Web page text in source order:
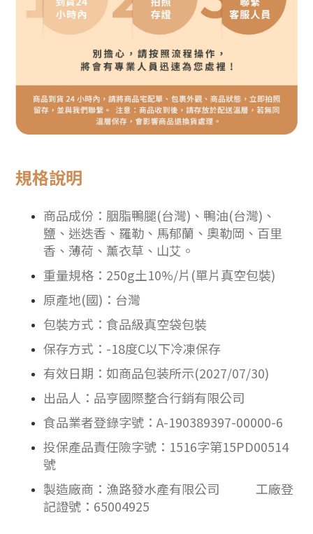
規格說明
商品成份： 胭脂鴨腿(台灣)、鴨油(台灣)、
鹽、迷迭香、羅勒、馬郁蘭、奧勒岡、百里
香、薄荷、薰衣草、山艾。
重量規格： 250g土10%/片(單片真空包裝)
原產地(國)：台灣
包裝方式：食品級真空袋包裝
保存方式：-18度C以下冷凍保存
有效日期：如商品包装所示(2027/07/30)
出品人：品亨國際整合行銷有限公司
食品業者登錄字號：A-190389397-00000-6
投保產品責任險字號： 1516字第15PD00514
號
製造廠商：漁路發水產有限公司 工廠登
記證號：65004925